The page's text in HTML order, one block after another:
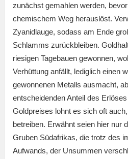
zunächst gemahlen werden,
chemischem Weg herauslöst.
Zyanidlauge, sodass am Ende
Schlamms zurückbleiben.
riesigen Tagebauen gewonnen,
Verhüttung anfällt, lediglich einen
gewonnenen Metalls ausmacht,
entscheidenden Anteil des
Goldpreises lohnt es sich oft
betreiben. Erwähnt seien hier nur
Gruben Südafrikas, die trotz des
Aufwands, der Unsummen